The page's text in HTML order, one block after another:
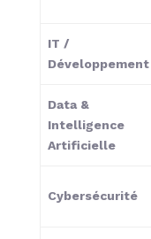
IT /
Développement
Data &
Intelligence
Artificielle
Cybersécurité